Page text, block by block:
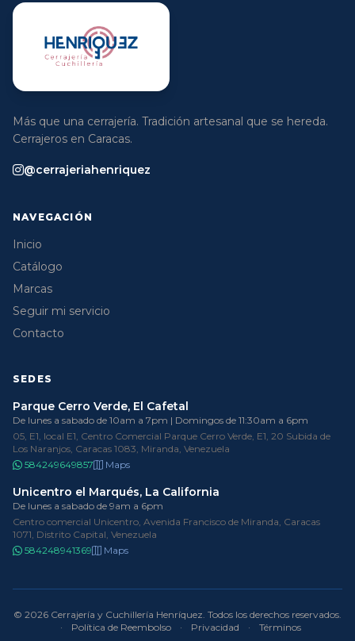
Más que una cerrajería. Tradición artesanal que se hereda.
Cerrajeros en Caracas.
@cerrajeriahenriquez
NAVEGACIÓN
Inicio
Catálogo
Marcas
Seguir mi servicio
Contacto
SEDES
Parque Cerro Verde, El Cafetal
De lunes a sabado de 10am a 7pm | Domingos de 11:30am a 6pm
05, E1, local E1, Centro Comercial Parque Cerro Verde, E1, 20 Subida de
Los Naranjos, Caracas 1083, Miranda, Venezuela
584249649857
Maps
Unicentro el Marqués, La California
De lunes a sabado de 9am a 6pm
Centro comercial Unicentro, Avenida Francisco de Miranda, Caracas
1071, Distrito Capital, Venezuela
584248941369
Maps
© 2026 Cerrajería y Cuchillería Henríquez. Todos los derechos reservados.
·
Política de Reembolso · Privacidad · Términos